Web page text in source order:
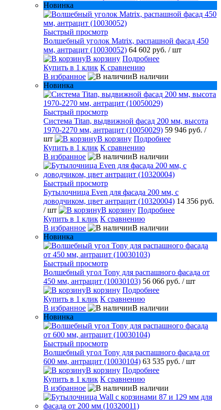
Новинка
Быстрый просмотр
Волшебный уголок Matrix, распашной фасад 450
мм, антрацит (10030052) 64 602 руб. / шт
В корзину Подробнее
Купить в 1 клик К сравнению
В избранное
В наличии
Новинка
Быстрый просмотр
Система Titan, выдвижной фасад 200 мм, высота
1970-2270 мм, антрацит (10050029) 59 946 руб. /
шт
В корзину Подробнее
Купить в 1 клик К сравнению
В избранное
В наличии
Быстрый просмотр
Бутылочница Even для фасада 200 мм, с
доводчиком, цвет антрацит (10320004) 14 356 руб.
/ шт
В корзину Подробнее
Купить в 1 клик К сравнению
В избранное
В наличии
Новинка
Быстрый просмотр
Волшебный угол Tony для распашного фасада от
450 мм, антрацит (10030103) 56 066 руб. / шт
В корзину Подробнее
Купить в 1 клик К сравнению
В избранное
В наличии
Новинка
Быстрый просмотр
Волшебный угол Tony для распашного фасада от
600 мм, антрацит (10030104) 63 535 руб. / шт
В корзину Подробнее
Купить в 1 клик К сравнению
В избранное
В наличии